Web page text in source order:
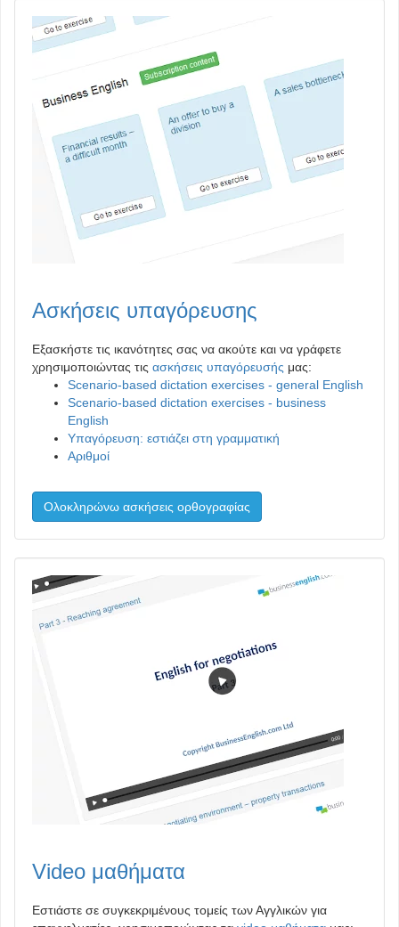
Ασκήσεις υπαγόρευσης
Εξασκήστε τις ικανότητες σας να ακούτε και να γράφετε
χρησιμοποιώντας τις ασκήσεις υπαγόρευσής μας:
Scenario-based dictation exercises - general English
Scenario-based dictation exercises - business
English
Υπαγόρευση: εστιάζει στη γραμματική
Αριθμοί
Ολοκληρώνω ασκήσεις ορθογραφίας
Video μαθήματα
Εστιάστε σε συγκεκριμένους τομείς των Αγγλικών για